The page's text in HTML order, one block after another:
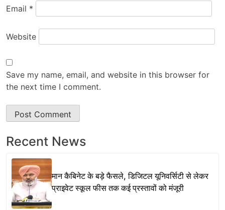
Email *
Website
Save my name, email, and website in this browser for
the next time I comment.
Recent News
मान कैबिनेट के बड़े फैसले, डिजिटल यूनिवर्सिटी से लेकर
प्राइवेट स्कूल फीस तक कई प्रस्तावों को मंजूरी